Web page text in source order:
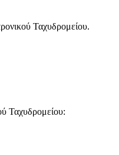
Ταχυδρομείου.
Ταχυδρομείου: